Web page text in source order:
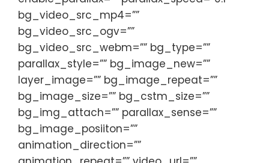
bg_video_src_mp4=””
bg_video_src_ogv=””
bg_video_src_webm=”” bg_type=””
parallax_style=”” bg_image_new=””
layer_image=”” bg_image_repeat=””
bg_image_size=”” bg_cstm_size=””
bg_img_attach=”” parallax_sense=””
bg_image_posiiton=””
animation_direction=””